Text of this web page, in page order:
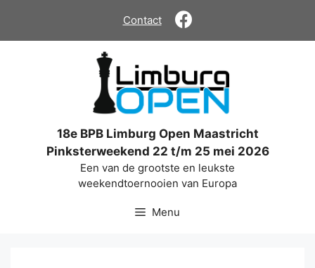
de
Contact
18e BPB Limburg Open Maastricht
Pinksterweekend 22 t/m 25 mei 2026
Een van de grootste en leukste
weekendtoernooien van Europa
Menu